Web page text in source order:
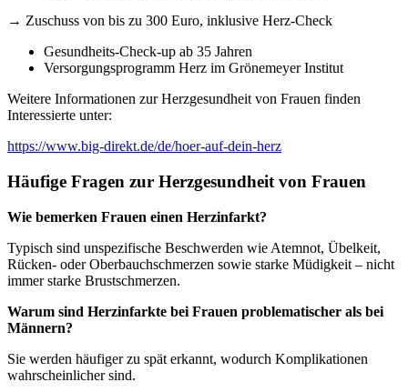
→ Zuschuss von bis zu 300 Euro, inklusive Herz-Check
Gesundheits-Check-up ab 35 Jahren
Versorgungsprogramm Herz im Grönemeyer Institut
Weitere Informationen zur Herzgesundheit von Frauen finden
Interessierte unter:
https://www.big-direkt.de/de/hoer-auf-dein-herz
Häufige Fragen zur Herzgesundheit von Frauen
Wie bemerken Frauen einen Herzinfarkt?
Typisch sind unspezifische Beschwerden wie Atemnot, Übelkeit,
Rücken‑ oder Oberbauchschmerzen sowie starke Müdigkeit – nicht
immer starke Brustschmerzen.
Warum sind Herzinfarkte bei Frauen problematischer als bei
Männern?
Sie werden häufiger zu spät erkannt, wodurch Komplikationen
wahrscheinlicher sind.